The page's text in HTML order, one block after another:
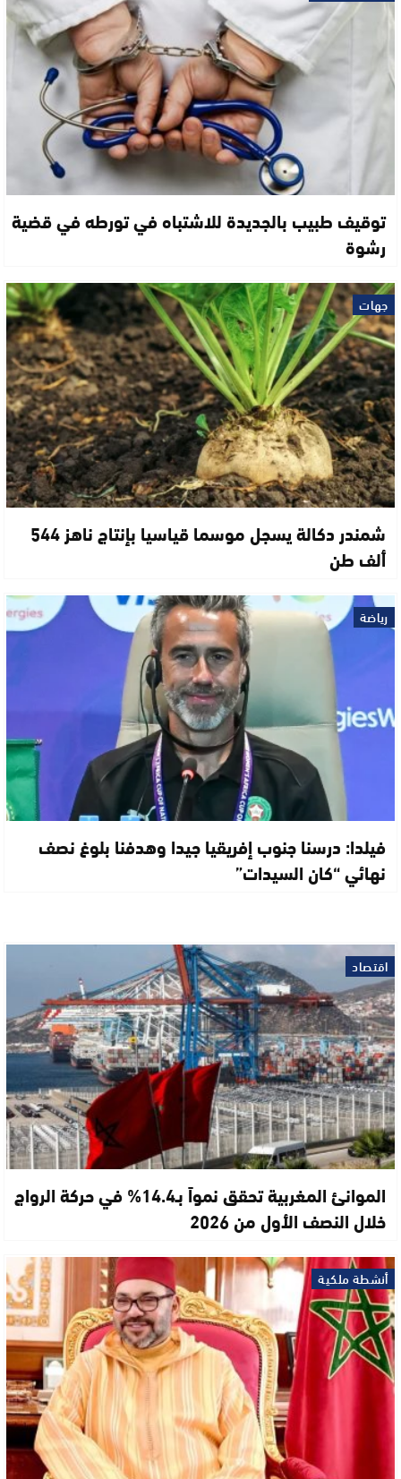
توقيف طبيب بالجديدة للاشتباه في تورطه في قضية
رشوة
جهات
شمندر دكالة يسجل موسما قياسيا بإنتاج ناهز 544
ألف طن
رياضة
فيلدا: درسنا جنوب إفريقيا جيدا وهدفنا بلوغ نصف
نهائي “كان السيدات”
اقتصاد
الموانئ المغربية تحقق نمواً بـ14.4% في حركة الرواج
خلال النصف الأول من 2026
أنشطة ملكية